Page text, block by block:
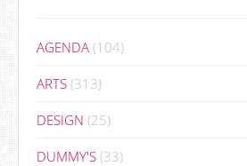
AGENDA (104)
ARTS (313)
DESIGN (25)
DUMMY'S (33)